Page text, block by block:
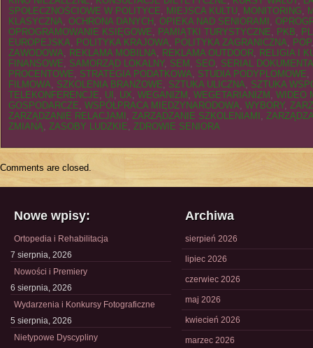
SPOŁECZNOŚCIOWE W POLITYCE, MIEJSCA KULTU, MONITORING,
KLASYCZNA, OCHRONA DANYCH , OPIEKA NAD SENIORAMI ,
OPROGRAMOWANIE KSIĘGOWE, PAMIĄTKI TURYSTYCZNE, PKB,
EUROPEJSKA, POLITYKA KRAJOWA, POLITYKA ZAGRANICZNA, POP
ZAWODOWA, REKLAMA MOBILNA, REKLAMA OUTDOOR, RELIGIA I
FINANSOWE, SAMORZĄD LOKALNY, SEM , SEO, SERIAL
PROCENTOWE, STRATEGIA PODATKOWA, STUDIA PODYPLOMOWE,
FILMOWA, SZKOLENIA BRANŻOWE, SZTUKA ULICZNA, SZTUKA
TELEKONFERENCJE, UI , UX, WEGANIZM , WEGETARIANIZM , WIDEO
GOSPODARCZE, WSPÓŁPRACA MIĘDZYNARODOWA, WYBORY,
ZARZĄDZANIE RELACJAMI , ZARZĄDZANIE SZKOLENIAMI ,
ZMIANĄ, ZASOBY LUDZKIE, ZDROWIE SENIORA
Comments are closed.
Nowe wpisy:
Ortopedia i Rehabilitacja
7 sierpnia, 2026
Nowości i Premiery
6 sierpnia, 2026
Wydarzenia i Konkursy Fotograficzne
5 sierpnia, 2026
Nietypowe Dyscypliny
Archiwa
sierpień 2026
lipiec 2026
czerwiec 2026
maj 2026
kwiecień 2026
marzec 2026